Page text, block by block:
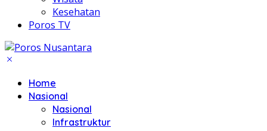
Kesehatan
Poros TV
Home
Nasional
Nasional
Infrastruktur